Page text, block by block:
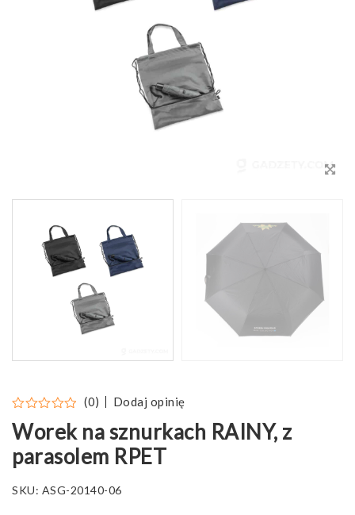
(0) Dodaj opinię
Worek na sznurkach RAINY, z
parasolem RPET
SKU: ASG-20140-06